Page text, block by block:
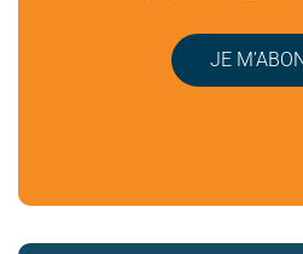
JE